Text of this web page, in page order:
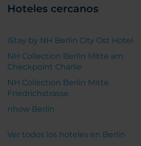
Hoteles cercanos
iStay by NH Berlin City Ost Hotel
NH Collection Berlin Mitte am
Checkpoint Charlie
NH Collection Berlin Mitte
Friedrichstrasse
nhow Berlin
Ver todos los hoteles en Berlín